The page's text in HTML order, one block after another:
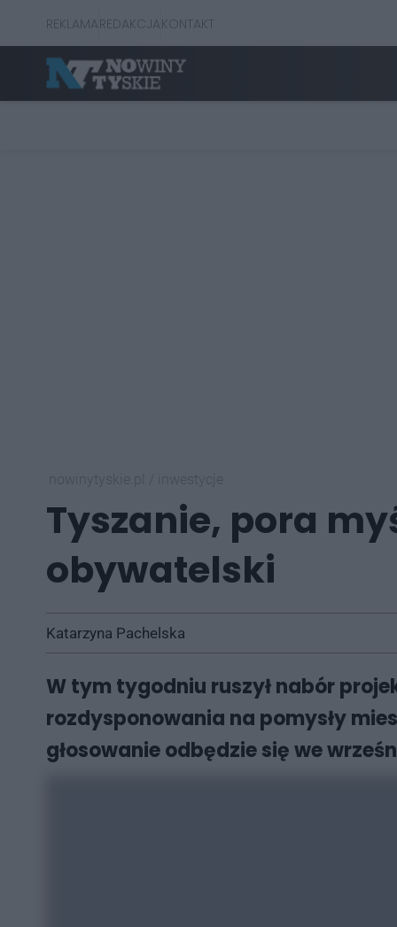
REKLAMAREDAKCJAKONTAKT
Tyszanie, pora
obywatelski
Katarzyna Pachelska
W tym tygodniu ruszył nabór
rozdysponowania na pomysły
głosowanie odbędzie się we